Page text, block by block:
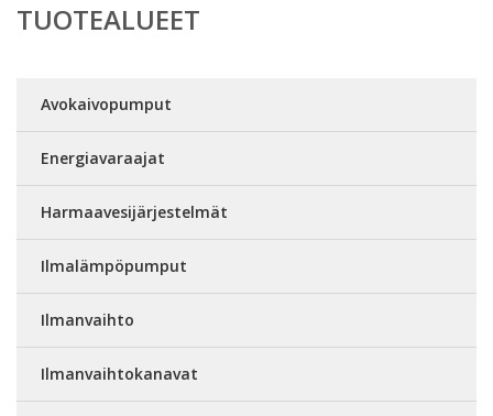
TUOTEALUEET
Avokaivopumput
Energiavaraajat
Harmaavesijärjestelmät
Ilmalämpöpumput
Ilmanvaihto
Ilmanvaihtokanavat